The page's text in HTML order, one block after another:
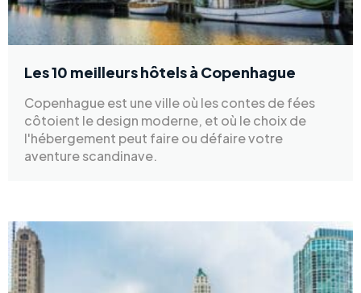
Les 10 meilleurs hôtels à Copenhague
Copenhague est une ville où les contes de fées
côtoient le design moderne, et où le choix de
l'hébergement peut faire ou défaire votre
aventure scandinave.